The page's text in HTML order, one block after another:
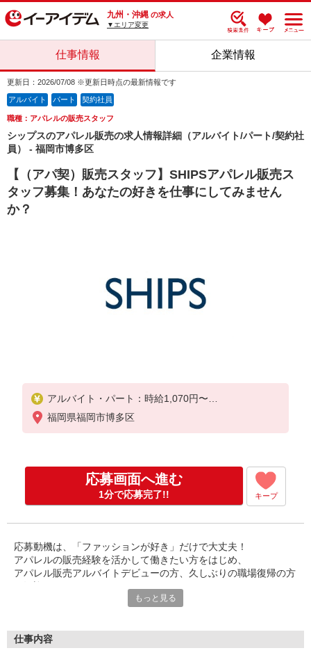
九州・沖縄 の求人
▼エリア変更
仕事情報 企業情報
更新日：2026/07/08 ※更新日時点の最新情報です
アルバイト パート 契約社員
職種：アパレルの販売スタッフ
シップスのアパレル販売の求人情報詳細（アルバイト/パート/契約社
員） - 福岡市博多区
【（アパ契）販売スタッフ】SHIPSアパレル販売ス
タッフ募集！あなたの好きを仕事にしてみません
か？
アルバイト・パート：時給1,070円〜
契約社員：時給1,090円〜／月給178,760円
※試用期間3ヶ月間は労働条件変更無し
福岡県福岡市博多区
応募画面へ進む
1分で応募完了!! キープ
応募動機は、「ファッションが好き」だけで大丈夫！
アパレルの販売経験を活かして働きたい方をはじめ、
アパレル販売アルバイトデビューの方、久しぶりの職場復帰の方
先輩スタッフが丁寧にサポートしますので、「服が好きな気持
もっと見る
仕事内容